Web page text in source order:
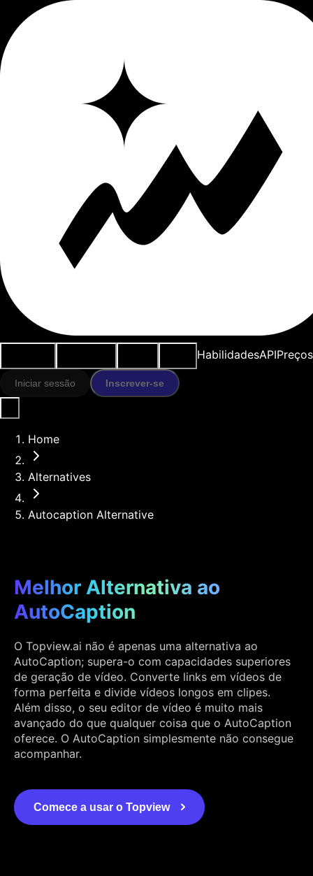
HabilidadesAPIPreços
Iniciar sessão Inscrever-se
Home
Alternatives
Autocaption Alternative
Melhor Alternativa ao
AutoCaption
O Topview.ai não é apenas uma alternativa ao
AutoCaption; supera-o com capacidades superiores
de geração de vídeo. Converte links em vídeos de
forma perfeita e divide vídeos longos em clipes.
Além disso, o seu editor de vídeo é muito mais
avançado do que qualquer coisa que o AutoCaption
oferece. O AutoCaption simplesmente não consegue
acompanhar.
Comece a usar o Topview